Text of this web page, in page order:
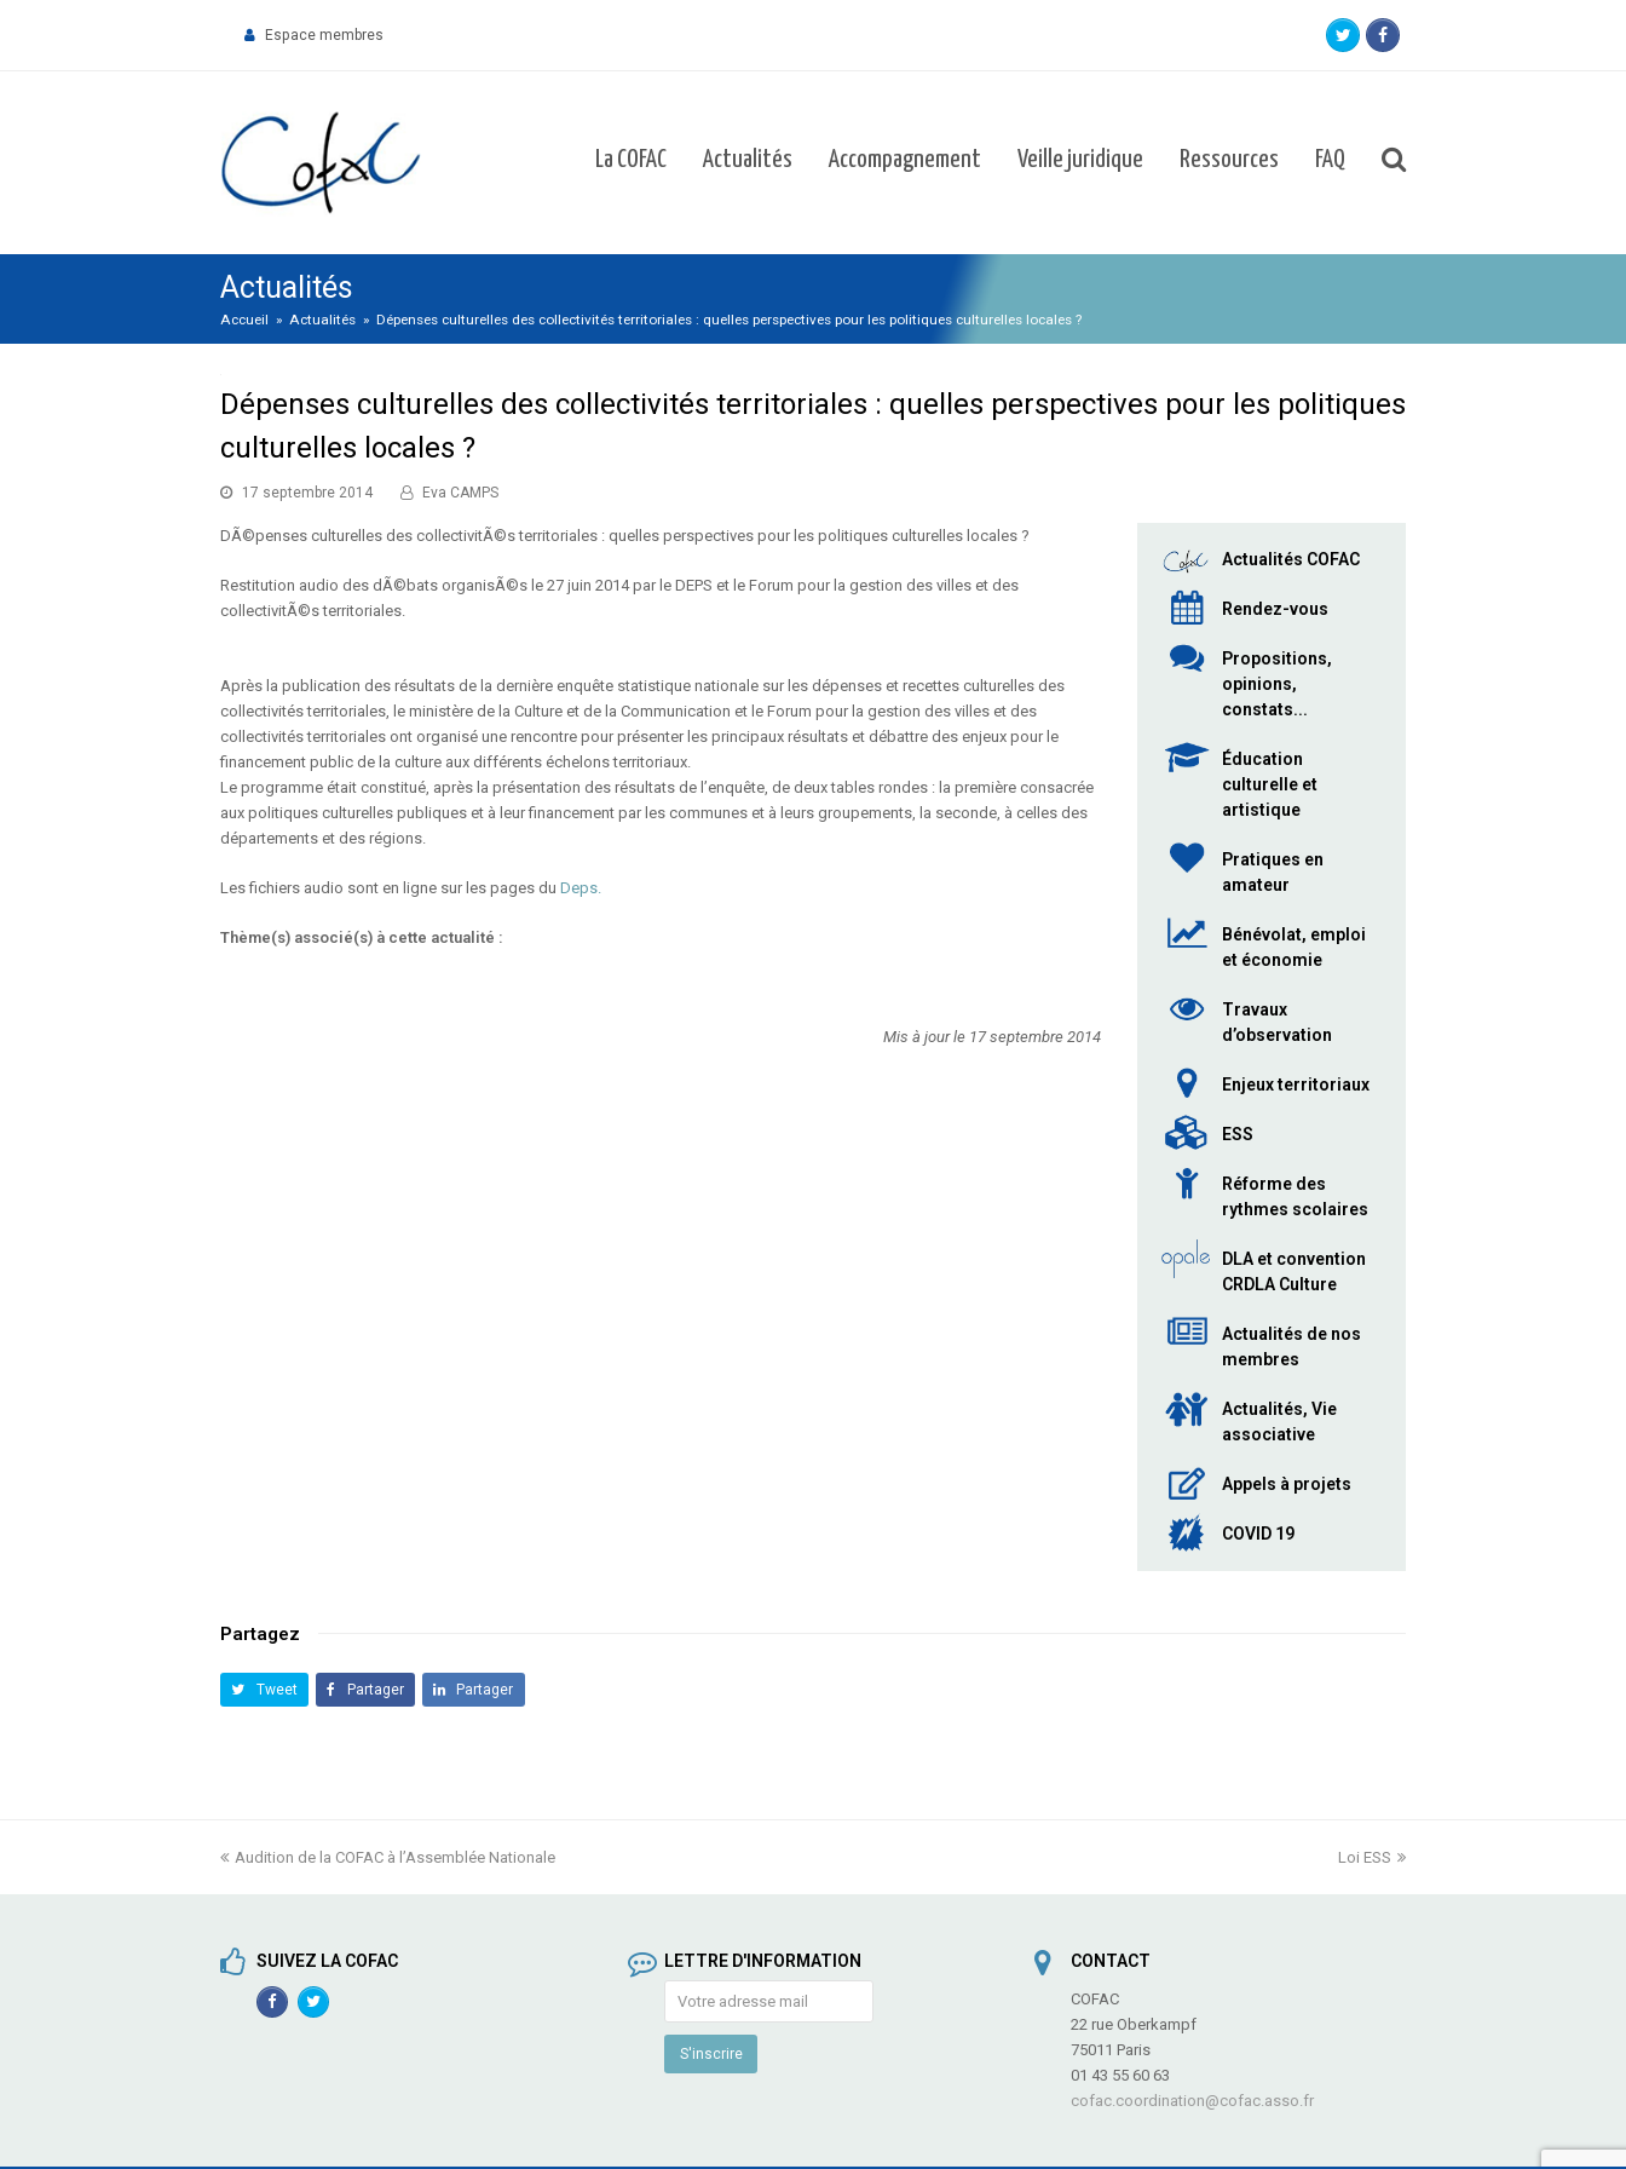
Espace membres TwitterFacebook
La COFAC Actualités Accompagnement Veille juridique Ressources FAQ
Actualités
Accueil » Actualités » Dépenses culturelles des collectivités territoriales : quelles perspectives pour les politiques culturelles locales ?
Dépenses culturelles des collectivités territoriales : quelles perspectives pour les politiques
culturelles locales ?
17 septembre 2014 Eva CAMPS
DÃ©penses culturelles des collectivitÃ©s territoriales : quelles perspectives pour les politiques culturelles locales ?
Restitution audio des dÃ©bats organisÃ©s le 27 juin 2014 par le DEPS et le Forum pour la gestion des villes et des
collectivitÃ©s territoriales.
Après la publication des résultats de la dernière enquête statistique nationale sur les dépenses et recettes culturelles des
collectivités territoriales, le ministère de la Culture et de la Communication et le Forum pour la gestion des villes et des
collectivités territoriales ont organisé une rencontre pour présenter les principaux résultats et débattre des enjeux pour le
financement public de la culture aux différents échelons territoriaux.
Le programme était constitué, après la présentation des résultats de l’enquête, de deux tables rondes : la première consacrée
aux politiques culturelles publiques et à leur financement par les communes et à leurs groupements, la seconde, à celles des
départements et des régions.
Les fichiers audio sont en ligne sur les pages du Deps.
Thème(s) associé(s) à cette actualité :
Mis à jour le 17 septembre 2014
Actualités COFAC
Rendez-vous
Propositions,
opinions,
constats...
Éducation
culturelle et
artistique
Pratiques en
amateur
Bénévolat, emploi
et économie
Travaux
d’observation
Enjeux territoriaux
ESS
Réforme des
rythmes scolaires
DLA et convention
CRDLA Culture
Actualités de nos
membres
Actualités, Vie
associative
Appels à projets
COVID 19
Partagez
Tweet Partager Partager
previous
Audition de la COFAC à l’Assemblée Nationale
next
Loi ESS
SUIVEZ LA COFAC
FacebookTwitterProfile
LETTRE D'INFORMATION CONTACT
COFAC
22 rue Oberkampf
75011 Paris
01 43 55 60 63
cofac.coordination@cofac.asso.fr